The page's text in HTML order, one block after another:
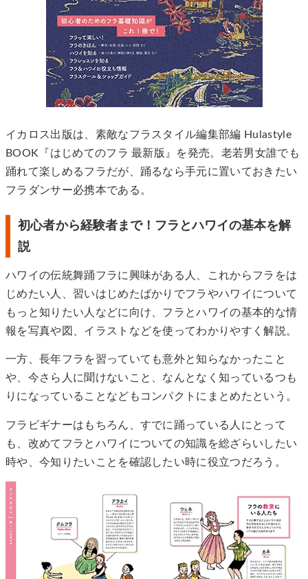
イカロス出版は、素敵なフラスタイル編集部編 Hulastyle
BOOK『はじめてのフラ 最新版』を発売。老若男女誰でも
踊れて楽しめるフラだが、踊るなら手元に置いておきたい
フラダンサー必携本である。
初心者から経験者まで！フラとハワイの基本を解
説
ハワイの伝統舞踊フラに興味がある人、これからフラをは
じめたい人、習いはじめたばかりでフラやハワイについて
もっと知りたい人などに向け、フラとハワイの基本的な情
報を写真や図、イラストなどを使ってわかりやすく解説。
一方、長年フラを習っていても意外と知らなかったこと
や、今さら人に聞けないこと、なんとなく知っているつも
りになっていることなどもコンパクトにまとめたという。
フラビギナーはもちろん、すでに踊っている人にとって
も、改めてフラとハワイについての知識を総ざらいしたい
時や、今知りたいことを確認したい時に役立つだろう。